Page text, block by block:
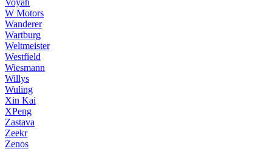
W Motors
Wanderer
Wartburg
Weltmeister
Westfield
Wiesmann
Willys
Wuling
Xin Kai
XPeng
Zastava
Zeekr
Zenos